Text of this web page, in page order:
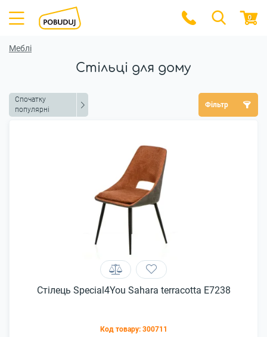
0
Меблі
Стільці для дому
Спочатку
популярні
Фільтр
Стілець Special4You Sahara terracotta E7238
Код товару: 300711